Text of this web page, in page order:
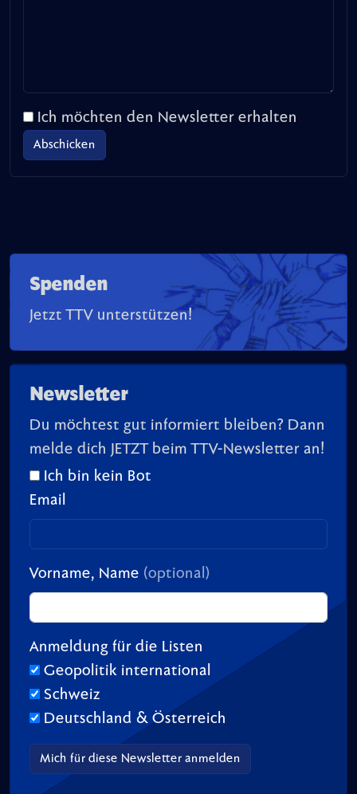
Ich möchten den Newsletter erhalten
Spenden
Jetzt TTV unterstützen!
Newsletter
Du möchtest gut informiert bleiben? Dann
melde dich JETZT beim TTV-Newsletter an!
Ich bin kein Bot
Email
Vorname, Name (optional)
Anmeldung für die Listen
Geopolitik international
Schweiz
Deutschland & Österreich